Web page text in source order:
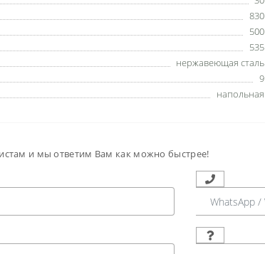
830
500
535
нержавеющая сталь
9
напольная
и мы ответим Вам как можно быстрее!